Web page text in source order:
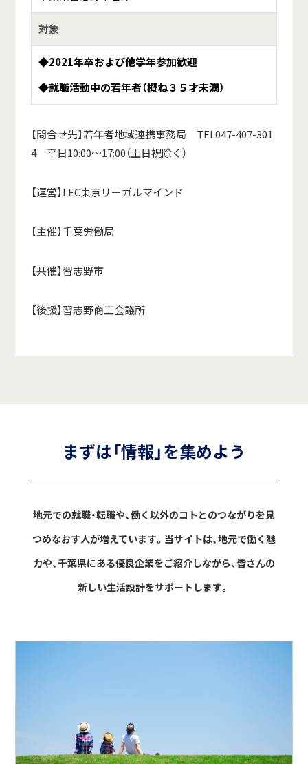
対象
◆2021年卒および他学年参加歓迎
◆就職活動中の若年者（概ね３５才未満）
【問合せ先】若年者地域連携事務局 TEL047-407-301
4 平日10:00～17:00（土日祝除く）
【運営】LEC東京リーガルマインド
【主催】千葉労働局
【共催】習志野市
【後援】習志野商工会議所
まずは「情報」を集めよう
地元での就職・転職や、働く以外のコトとのつながりを見
つめなおす人が増えています。 当サイトは、地元で働く魅
力や、千葉県にある優良企業をご紹介しながら、皆さんの
新しい生活設計をサポートします。